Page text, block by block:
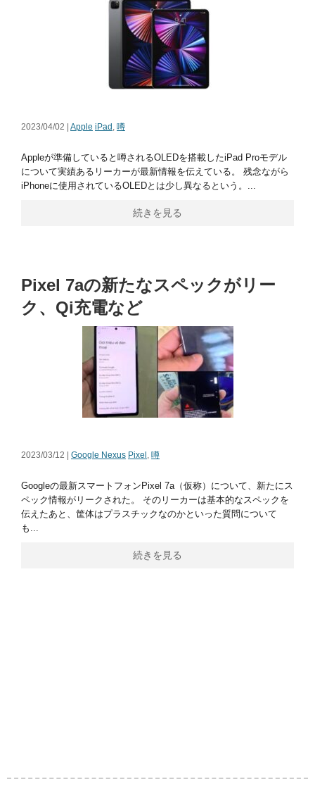
2023/04/02 | Apple iPad , 噂
Appleが準備していると噂されるOLEDを搭載したiPad Proモデル
について実績あるリーカーが最新情報を伝えている。 残念ながら
iPhoneに使用されているOLEDとは少し異なるという。...
続きを見る
Pixel 7aの新たなスペックがリー
ク、Qi充電など
2023/03/12 | Google Nexus Pixel , 噂
Googleの最新スマートフォンPixel 7a（仮称）について、新たにス
ペック情報がリークされた。 そのリーカーは基本的なスペックを
伝えたあと、筐体はプラスチックなのかといった質問について
も...
続きを見る